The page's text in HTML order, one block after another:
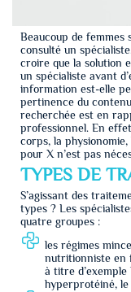
Beaucoup de femmes
consulté un
croire que la solution
un spécialiste avant
information est-elle
pertinence du
recherchée est en
professionnel. En
corps, la
pour X n’est pas
TYPES DE
S’agissant des
types ? Les
quatre groupes :
les régimes
nutritionniste en
à titre
hyperprotéiné, le